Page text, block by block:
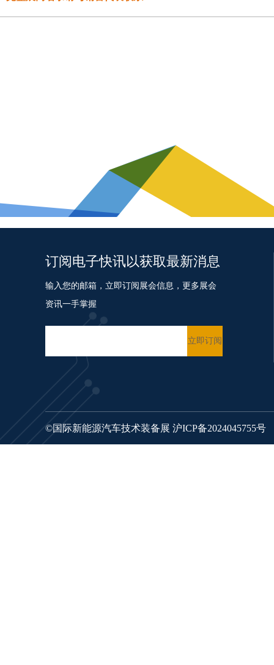
订阅电子快讯以获取最新消息
输入您的邮箱，立即订阅展会信息，更多展会
资讯一手掌握
©国际新能源汽车技术装备展 沪ICP备2024045755号